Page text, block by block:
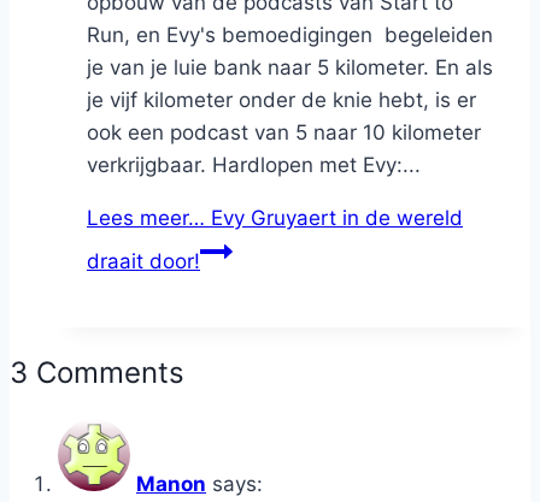
Run, en Evy's bemoedigingen begeleiden
je van je luie bank naar 5 kilometer. En als
je vijf kilometer onder de knie hebt, is er
ook een podcast van 5 naar 10 kilometer
verkrijgbaar. Hardlopen met Evy:...
Lees meer… Evy Gruyaert in de wereld
draait door!
3 Comments
Manon says: